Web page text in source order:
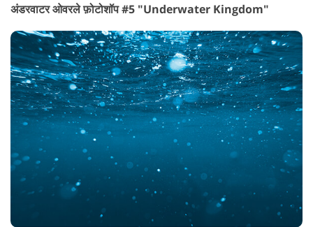
अंडरवाटर ओवरले फ़ोटोशॉप #5 "Underwater Kingdom"